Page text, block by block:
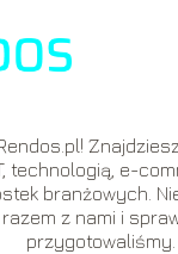
technologią, e-
branżowych.
z nami i
przygotowaliśmy.